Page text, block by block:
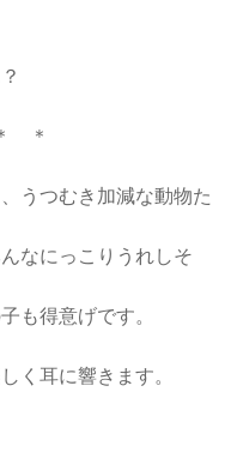
＊
うつむき加減な動物た
なにっこりうれしそ
も得意げです。
く耳に響きます。